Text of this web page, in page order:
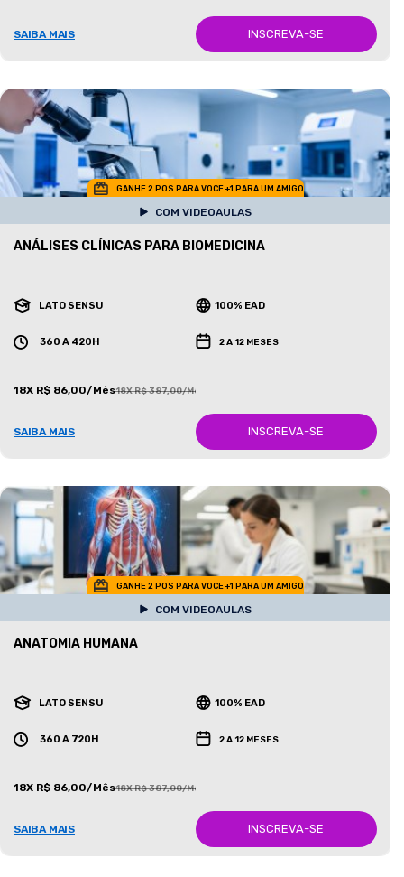
SAIBA MAIS INSCREVA-SE
GANHE 2 POS PARA VOCE +1 PARA UM AMIGO
COM VIDEOAULAS
ANÁLISES CLÍNICAS PARA BIOMEDICINA
LATO SENSU 100% EAD
360 A 420H 2 A 12 MESES
18X R$ 86,00/Mês18X R$ 387,00/Mês
SAIBA MAIS INSCREVA-SE
GANHE 2 POS PARA VOCE +1 PARA UM AMIGO
COM VIDEOAULAS
ANATOMIA HUMANA
LATO SENSU 100% EAD
360 A 720H 2 A 12 MESES
18X R$ 86,00/Mês18X R$ 387,00/Mês
SAIBA MAIS INSCREVA-SE